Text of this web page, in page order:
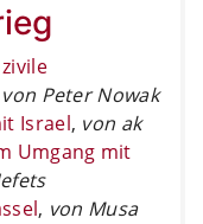
von Peter Nowak
Israel, von ak
Umgang mit
, von Musa